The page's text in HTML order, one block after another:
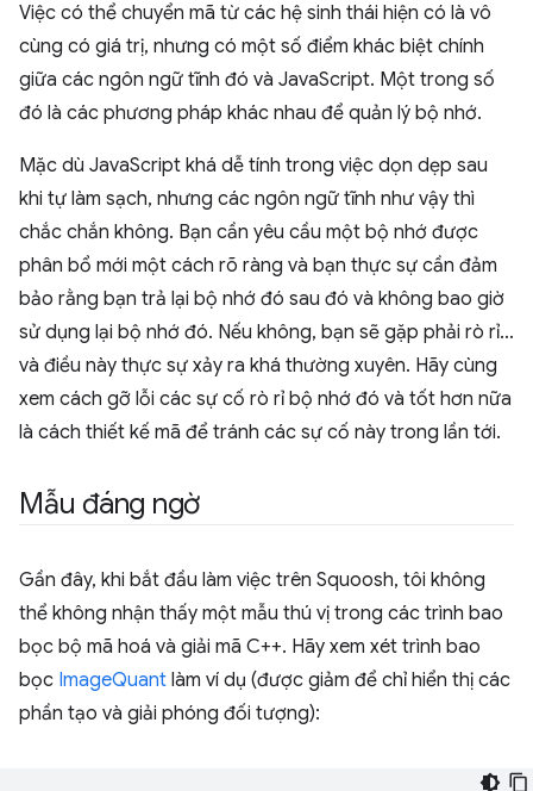
Việc có thể chuyển mã từ các hệ sinh thái hiện có là vô
cùng có giá trị, nhưng có một số điểm khác biệt chính
giữa các ngôn ngữ tĩnh đó và JavaScript. Một trong số
đó là các phương pháp khác nhau để quản lý bộ nhớ.
Mặc dù JavaScript khá dễ tính trong việc dọn dẹp sau
khi tự làm sạch, nhưng các ngôn ngữ tĩnh như vậy thì
chắc chắn không. Bạn cần yêu cầu một bộ nhớ được
phân bổ mới một cách rõ ràng và bạn thực sự cần đảm
bảo rằng bạn trả lại bộ nhớ đó sau đó và không bao giờ
sử dụng lại bộ nhớ đó. Nếu không, bạn sẽ gặp phải rò rỉ…
và điều này thực sự xảy ra khá thường xuyên. Hãy cùng
xem cách gỡ lỗi các sự cố rò rỉ bộ nhớ đó và tốt hơn nữa
là cách thiết kế mã để tránh các sự cố này trong lần tới.
Mẫu đáng ngờ
Gần đây, khi bắt đầu làm việc trên Squoosh, tôi không
thể không nhận thấy một mẫu thú vị trong các trình bao
bọc bộ mã hoá và giải mã C++. Hãy xem xét trình bao
bọc ImageQuant làm ví dụ (được giảm để chỉ hiển thị các
phần tạo và giải phóng đối tượng):